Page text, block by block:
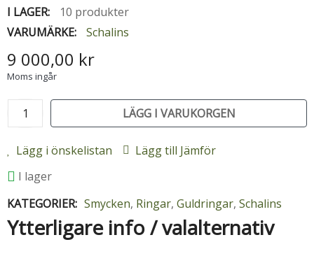
I LAGER:
10 produkter
VARUMÄRKE:
Schalins
9 000,00 kr
Moms ingår
LÄGG I VARUKORGEN
Lägg i önskelistan
Lägg till Jämför
I lager
KATEGORIER: Smycken, Ringar, Guldringar, Schalins
Ytterligare info / valalternativ